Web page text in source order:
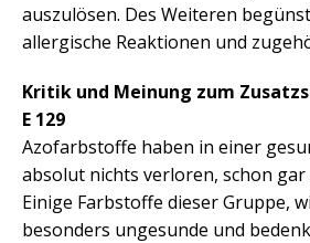
auszulösen. Des Weiteren
allergische Reaktionen und
Kritik und Meinung zum
E 129
Azofarbstoffe haben in einer
absolut nichts verloren, schon
Einige Farbstoffe dieser Gruppe,
besonders ungesunde und